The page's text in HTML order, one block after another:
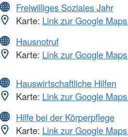
Freiwilliges Soziales Jahr
Karte: Link zur Google
Hausnotruf
Karte: Link zur Google
Hauswirtschaftliche Hilfen
Karte: Link zur Google
Hilfe bei der Körperpflege
Karte: Link zur Google